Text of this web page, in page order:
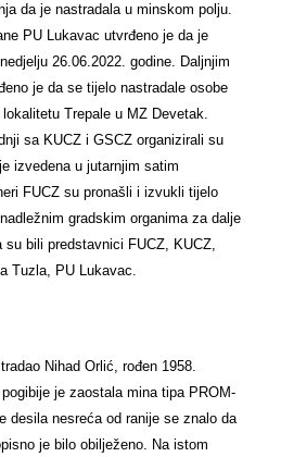
da je nastradala u minskom polju.
PU Lukavac utvrđeno je da je
26.06.2022. godine. Daljnjim
je da se tijelo nastradale osobe
Trepale u MZ Devetak.
sa KUCZ i GSCZ organizirali su
izvedena u jutarnjim satim
FUCZ su pronašli i izvukli tijelo
gradskim organima za dalje
bili predstavnici FUCZ, KUCZ,
Tuzla, PU Lukavac.
Nihad Orlić, rođen 1958.
je zaostala mina tipa PROM-
desila nesreća od ranije se znalo da
je bilo obilježeno. Na istom